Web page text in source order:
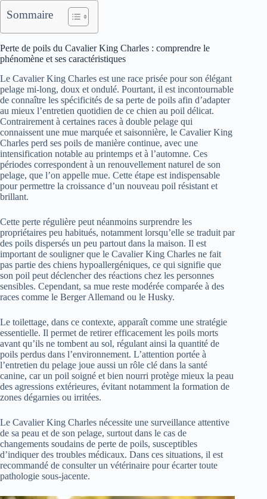
Sommaire
Perte de poils du Cavalier King Charles : comprendre le
phénomène et ses caractéristiques
Le Cavalier King Charles est une race prisée pour son élégant
pelage mi-long, doux et ondulé. Pourtant, il est incontournable
de connaître les spécificités de sa perte de poils afin d’adapter
au mieux l’entretien quotidien de ce chien au poil délicat.
Contrairement à certaines races à double pelage qui
connaissent une mue marquée et saisonnière, le Cavalier King
Charles perd ses poils de manière continue, avec une
intensification notable au printemps et à l’automne. Ces
périodes correspondent à un renouvellement naturel de son
pelage, que l’on appelle mue. Cette étape est indispensable
pour permettre la croissance d’un nouveau poil résistant et
brillant.
Cette perte régulière peut néanmoins surprendre les
propriétaires peu habitués, notamment lorsqu’elle se traduit par
des poils dispersés un peu partout dans la maison. Il est
important de souligner que le Cavalier King Charles ne fait
pas partie des chiens hypoallergéniques, ce qui signifie que
son poil peut déclencher des réactions chez les personnes
sensibles. Cependant, sa mue reste modérée comparée à des
races comme le Berger Allemand ou le Husky.
Le toilettage, dans ce contexte, apparaît comme une stratégie
essentielle. Il permet de retirer efficacement les poils morts
avant qu’ils ne tombent au sol, régulant ainsi la quantité de
poils perdus dans l’environnement. L’attention portée à
l’entretien du pelage joue aussi un rôle clé dans la santé
canine, car un poil soigné et bien nourri protège mieux la peau
des agressions extérieures, évitant notamment la formation de
zones dégarnies ou irritées.
Le Cavalier King Charles nécessite une surveillance attentive
de sa peau et de son pelage, surtout dans le cas de
changements soudains de perte de poils, susceptibles
d’indiquer des troubles médicaux. Dans ces situations, il est
recommandé de consulter un vétérinaire pour écarter toute
pathologie sous-jacente.